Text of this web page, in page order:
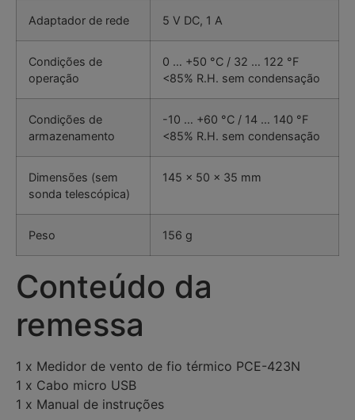
Adaptador de rede 5 V DC, 1 A
Condições de
operação
0 … +50 °C / 32 … 122 °F
<85% R.H. sem condensação
Condições de
armazenamento
-10 … +60 °C / 14 … 140 °F
<85% R.H. sem condensação
Dimensões (sem
sonda telescópica)
145 x 50 x 35 mm
Peso 156 g
Conteúdo da
remessa
1 x Medidor de vento de fio térmico PCE-423N
1 x Cabo micro USB
1 x Manual de instruções